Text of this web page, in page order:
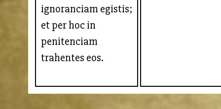
ignoranciam egistis;
et per hoc in
penitenciam
trahentes eos.